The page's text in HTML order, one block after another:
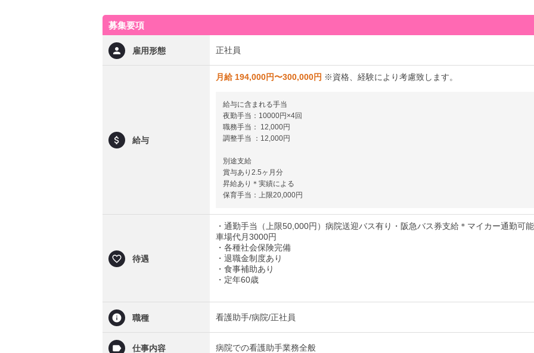
募集要項
雇用形態 正社員
給与
月給 194,000円〜300,000円 ※資格、経験により考慮致します。
給与に含まれる手当
夜勤手当：10000円×4回
職務手当： 12,000円
調整手当 ：12,000円
別途支給
賞与あり2.5ヶ月分
昇給あり＊実績による
保育手当：上限20,000円
待遇
・通勤手当（上限50,000円）病院送迎バス有り・阪急バス券支給＊マイカー通勤可
車場代月3000円
・各種社会保険完備
・退職金制度あり
・食事補助あり
・定年60歳
職種 看護助手/病院/正社員
仕事内容 病院での看護助手業務全般